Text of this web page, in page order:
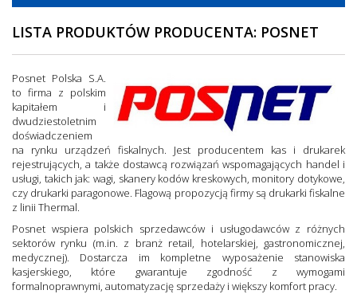
LISTA PRODUKTÓW PRODUCENTA: POSNET
Posnet Polska S.A.
to firma z polskim
kapitałem i
dwudziestoletnim
doświadczeniem
na rynku urządzeń fiskalnych. Jest producentem kas i drukarek
rejestrujących, a także dostawcą rozwiązań wspomagających handel i
usługi, takich jak: wagi, skanery kodów kreskowych, monitory dotykowe,
czy drukarki paragonowe. Flagową propozycją firmy są drukarki fiskalne
z linii Thermal.
Posnet wspiera polskich sprzedawców i usługodawców z różnych
sektorów rynku (m.in. z branż retail, hotelarskiej, gastronomicznej,
medycznej). Dostarcza im kompletne wyposażenie stanowiska
kasjerskiego, które gwarantuje zgodność z wymogami
formalnoprawnymi, automatyzację sprzedaży i większy komfort pracy.